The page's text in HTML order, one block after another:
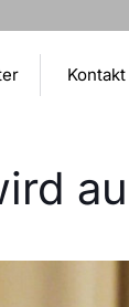
Kontakt